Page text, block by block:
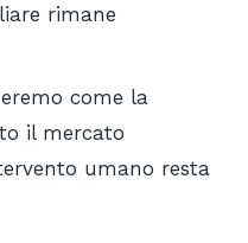
rimane
come la
il mercato
umano resta